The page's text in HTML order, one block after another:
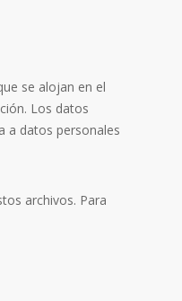
se alojan en el
Los datos
a datos personales
archivos. Para